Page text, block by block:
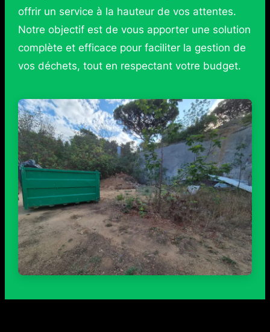
offrir un service à la hauteur de vos attentes.
Notre objectif est de vous apporter une solution
complète et efficace pour faciliter la gestion de
vos déchets, tout en respectant votre budget.